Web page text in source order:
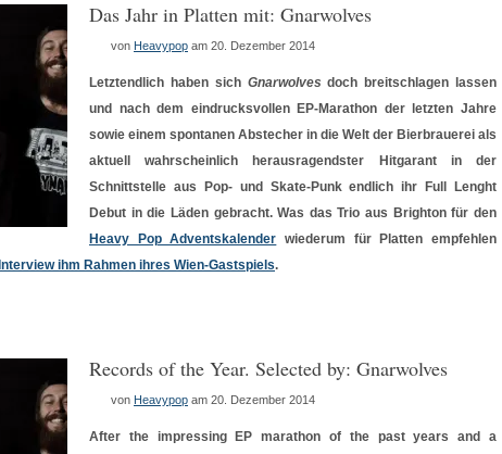
Das Jahr in Platten mit: Gnarwolves
von Heavypop am 20. Dezember 2014
Letztendlich haben sich Gnarwolves doch breitschlagen lassen
und nach dem eindrucksvollen EP-Marathon der letzten Jahre
sowie einem spontanen Abstecher in die Welt der Bierbrauerei als
aktuell wahrscheinlich herausragendster Hitgarant in der
Schnittstelle aus Pop- und Skate-Punk endlich ihr Full Lenght
Debut in die Läden gebracht. Was das Trio aus Brighton für den
Heavy Pop Adventskalender wiederum für Platten empfehlen
Interview ihm Rahmen ihres Wien-Gastspiels.
Records of the Year. Selected by: Gnarwolves
von Heavypop am 20. Dezember 2014
After the impressing EP marathon of the past years and a